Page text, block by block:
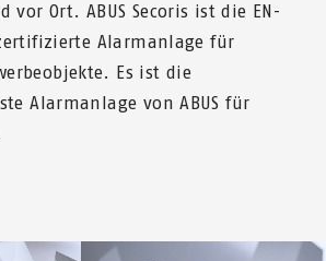
vor Ort. ABUS Secoris ist die EN-
Alarmanlage für
Es ist die
Alarmanlage von ABUS für